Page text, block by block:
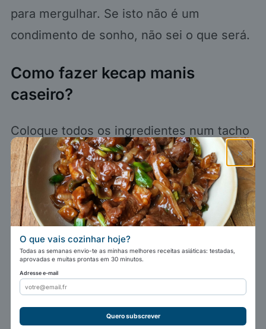
para mergulhar. Se isto não é um
condimento de sonho, não sei o que será.
Como fazer kecap manis
caseiro?
Coloque todos os ingredientes num tacho
pequeno e leve ao lume até ferver. Reduza
para lume médio-baixo e deixe cozinhar
destapado, mexendo com frequência, até
o açúcar dissolver e o molho começar a
engrossar, cerca de 10 a 15 minutos.
×
O que vais cozinhar hoje?
Todas as semanas envio-te as minhas melhores receitas asiáticas: testadas,
aprovadas e muitas prontas em 30 minutos.
Adresse e-mail
Quero subscrever